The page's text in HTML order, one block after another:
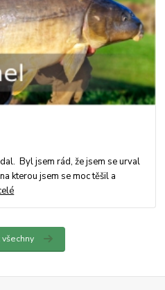
Byl jsem rád, že jsem se urval
kterou jsem se moc těšil a